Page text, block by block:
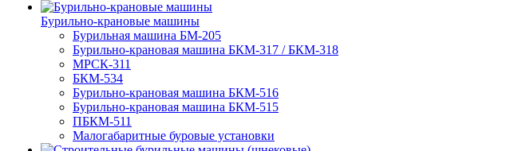
Бурильно-крановые машины
Бурильная машина БМ-205
Бурильно-крановая машина БКМ-317 / БКМ-318
МРСК-311
БКМ-534
Бурильно-крановая машина БКМ-516
Бурильно-крановая машина БКМ-515
ПБКМ-511
Малогабаритные буровые установки